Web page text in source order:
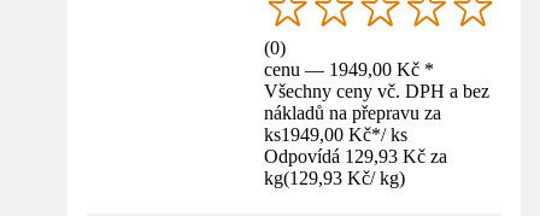
(0)
cenu — 1949,00 Kč *
Všechny ceny vč. DPH a bez
nákladů na přepravu za
ks1949,00 Kč*/ ks
Odpovídá 129,93 Kč za
kg(129,93 Kč/ kg)